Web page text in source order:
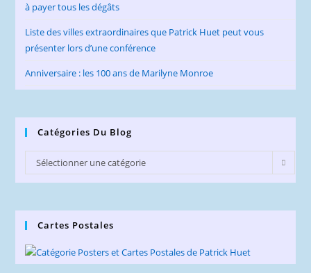
à payer tous les dégâts
Liste des villes extraordinaires que Patrick Huet peut vous
présenter lors d’une conférence
Anniversaire : les 100 ans de Marilyne Monroe
Catégories Du Blog
Catégories
du
Sélectionner une catégorie
Cartes Postales